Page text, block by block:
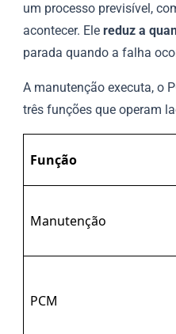
um processo previsível,
acontecer. Ele reduz a
parada quando a falha
A manutenção executa, o
três funções que operam
Função
Manutenção
PCM